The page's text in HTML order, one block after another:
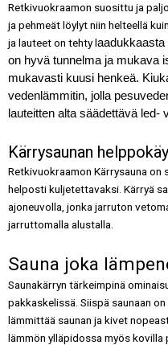
Retkivuokraamon suosittu ja
ja pehmeät löylyt niin helteellä
ja lauteet on tehty l
on hyvä tunnelma ja mukava
mukavasti kuusi henkeä.
vedenlämmitin, jolla
lauteitten alta säädettävä led-
Kärrysaunan
Retkivuokraamon Kärrysauna
helposti kuljetettavaksi. Kärryä
ajoneuvolla, jonka jarruton
jarruttomalla alustalla.
Sauna joka
Saunakärryn tärkeimpinä
pakkaskelissä. Siispä saunaan
lämmittää saunan ja kivet
lämmön ylläpidossa myös kovilla